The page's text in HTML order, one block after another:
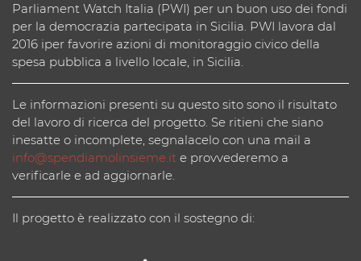
Parliament Watch Italia (PWI) per un buon uso dei fondi
per la democrazia partecipata in Sicilia. PWI lavora dal
2016 iper favorire azioni di monitoraggio civico della
spesa pubblica a livello locale, in Sicilia.
Le informazioni presenti su questo sito sono il risultato
del lavoro di ricerca del progetto. Se ritieni che siano
inesatte o incomplete, segnalacelo con una mail a
info@spendiamolinsieme.it e provvederemo a
verificarle e ad aggiornarle.
Il progetto è realizzato con il sostegno di: